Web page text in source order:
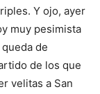
Y ojo, ayer
muy pesimista
de
de los que
velitas a San